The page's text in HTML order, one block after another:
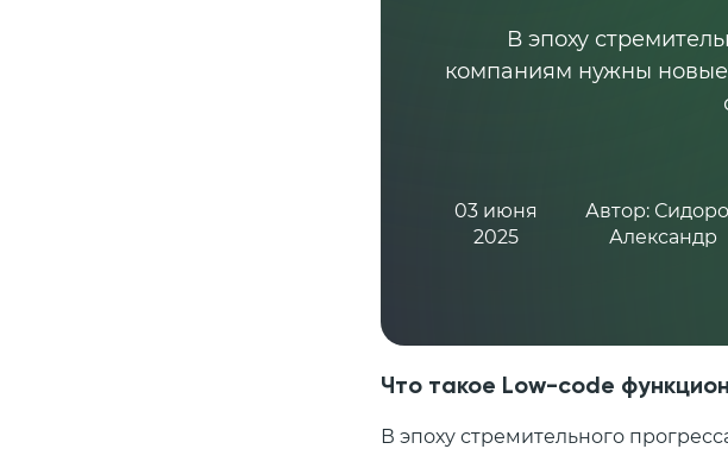
В эпоху
компаниям нужны
03 июня
2025
Автор:
Александр
Что такое Low-code
В эпоху стремительного